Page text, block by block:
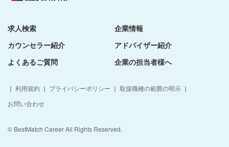
求人検索
企業情報
カウンセラー紹介
アドバイザー紹介
よくあるご質問
企業の担当者様へ
｜ 利用規約 ｜ プライバシーポリシー ｜ 取扱職種の範囲の明示 ｜
お問い合わせ
© BestMatch Career All Rights Reserved.